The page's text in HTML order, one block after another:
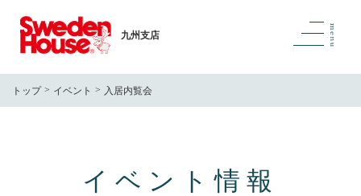
九州支店
トップ イベント 入居内覧会
イベント情報